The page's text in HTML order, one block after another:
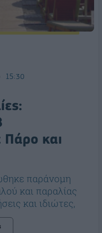
15:30
Πάρο και
παράνομη
και παραλίας
και ιδιώτες,